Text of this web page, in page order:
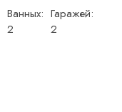
Ванных:
2
Гаражей:
2